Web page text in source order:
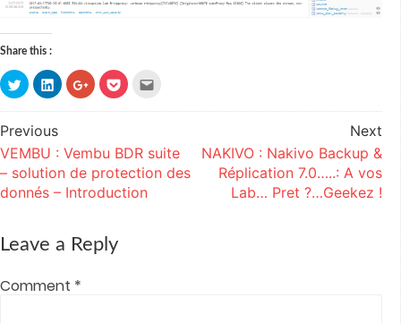
Share this :
Click
to
share
on
Twitter
(Opens
in
new
window)
Click
to
share
on
(Opens
in
new
window)
Click
to
share
on
in
new
window)
Click
to
on
in
new
window)
this
friend
(Opens
in
new
Post
navigation
Previous
VEMBU : Vembu BDR suite
– solution de protection des
donnés – Introduction
Next
NAKIVO : Nakivo Backup &
Réplication 7.0…..: A vos
Lab… Pret ?…Geekez !
Leave a Reply
Comment *